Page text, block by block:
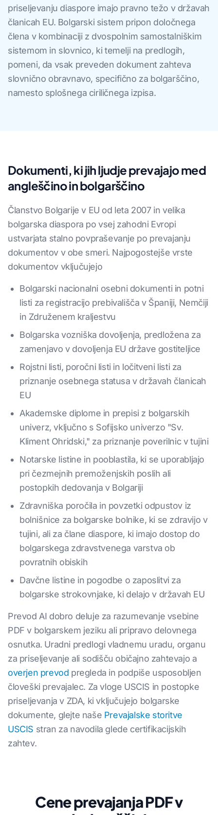
priseljevanju diaspore imajo pravno težo v državah
članicah EU. Bolgarski sistem pripon določnega
člena v kombinaciji z dvospolnim samostalniškim
sistemom in slovnico, ki temelji na predlogih,
pomeni, da vsak preveden dokument zahteva
slovnično obravnavo, specifično za bolgarščino,
namesto splošnega ciriličnega izpisa.
Dokumenti, ki jih ljudje prevajajo med
angleščino in bolgarščino
Članstvo Bolgarije v EU od leta 2007 in velika
bolgarska diaspora po vsej zahodni Evropi
ustvarjata stalno povpraševanje po prevajanju
dokumentov v obe smeri. Najpogostejše vrste
dokumentov vključujejo
Bolgarski nacionalni osebni dokumenti in potni
listi za registracijo prebivališča v Španiji, Nemčiji
in Združenem kraljestvu
Bolgarska vozniška dovoljenja, predložena za
zamenjavo v dovoljenja EU države gostiteljice
Rojstni listi, poročni listi in ločitveni listi za
priznanje osebnega statusa v državah članicah
EU
Akademske diplome in prepisi z bolgarskih
univerz, vključno s Sofijsko univerzo "Sv.
Kliment Ohridski," za priznanje poverilnic v tujini
Notarske listine in pooblastila, ki se uporabljajo
pri čezmejnih premoženjskih poslih ali
postopkih dedovanja v Bolgariji
Zdravniška poročila in povzetki odpustov iz
bolnišnice za bolgarske bolnike, ki se zdravijo v
tujini, ali za člane diaspore, ki imajo dostop do
bolgarskega zdravstvenega varstva ob
povratnih obiskih
Davčne listine in pogodbe o zaposlitvi za
bolgarske strokovnjake, ki delajo v državah EU
Prevod AI dobro deluje za razumevanje vsebine
PDF v bolgarskem jeziku ali pripravo delovnega
osnutka. Uradni predlogi vladnemu uradu, organu
za priseljevanje ali sodišču običajno zahtevajo a
overjen prevod pregleda in podpiše usposobljen
človeški prevajalec. Za vloge USCIS in postopke
priseljevanja v ZDA, ki vključujejo bolgarske
dokumente, glejte naše Prevajalske storitve
USCIS stran za navodila glede certifikacijskih
zahtev.
Cene prevajanja PDF v